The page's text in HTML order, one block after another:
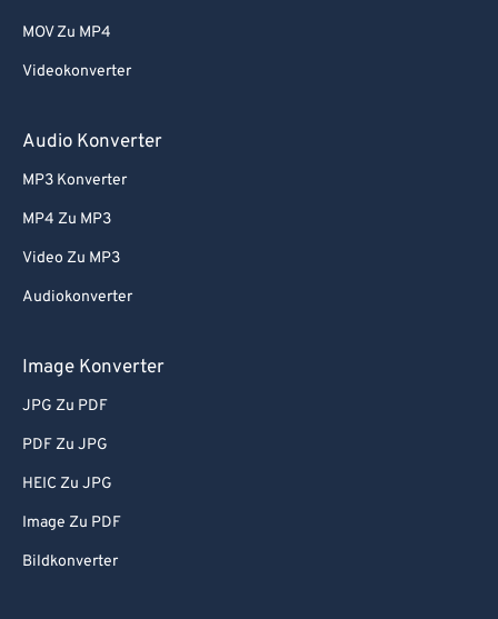
MOV Zu MP4
Videokonverter
Audio Konverter
MP3 Konverter
MP4 Zu MP3
Video Zu MP3
Audiokonverter
Image Konverter
JPG Zu PDF
PDF Zu JPG
HEIC Zu JPG
Image Zu PDF
Bildkonverter